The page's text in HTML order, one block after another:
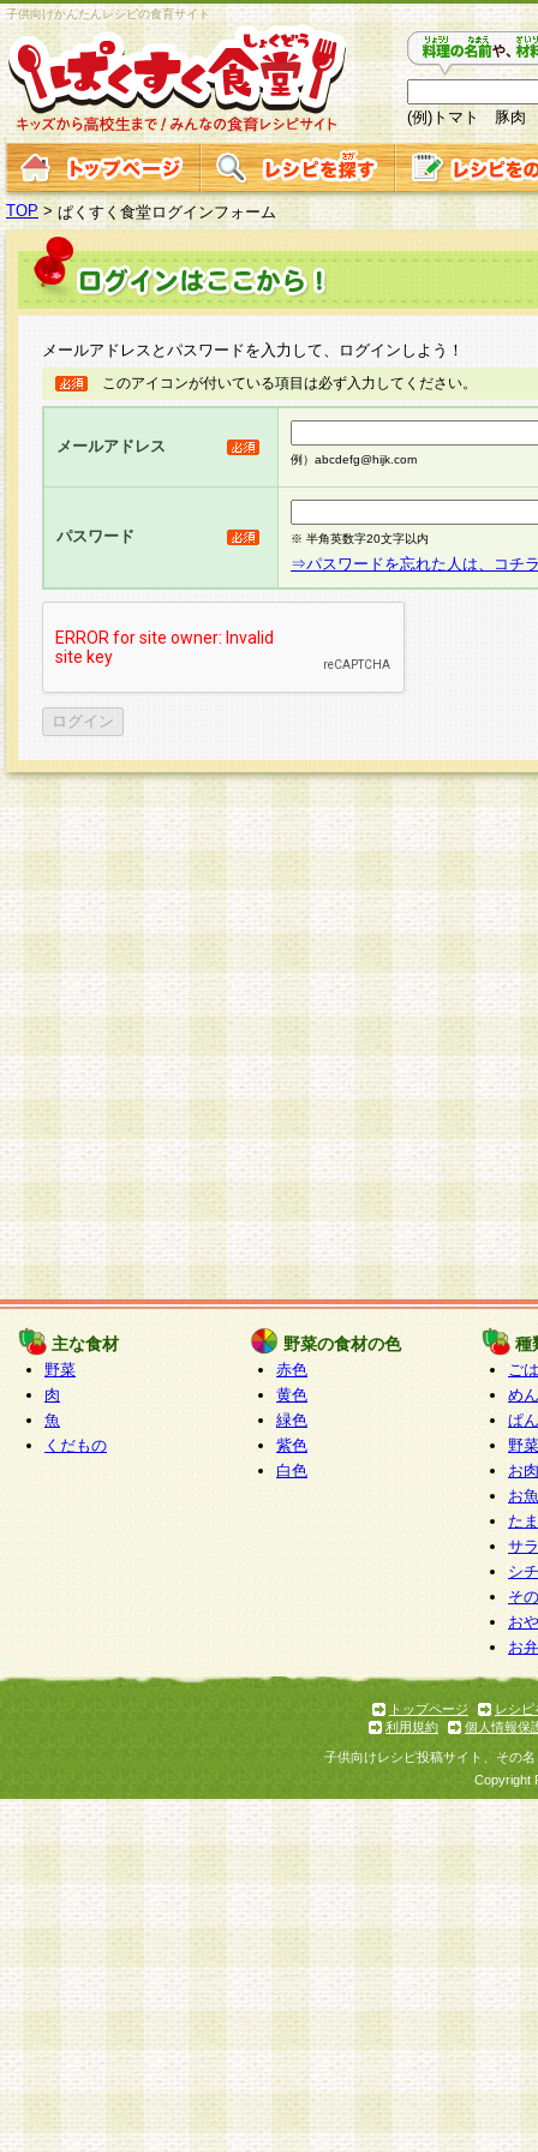
子供向けかんたんレシピの食育サイト
(例)トマト 豚肉
TOP > ぱくすく食堂ログインフォーム
メールアドレスとパスワードを入力して、ログインしよう！
このアイコンが付いている項目は必ず入力してください。
メールアドレス
例）abcdefg@hijk.com
パスワード ※ 半角英数字20文字以内
⇒パスワードを忘れた人は、コチ
主な食材
野菜
肉
魚
くだもの
野菜の食材の色
赤色
黄色
緑色
紫色
白色
種
ご
めん
ぱん
野
お
お
た
サ
シ
そ
お
お
トップページ
レシピ
利用規約
個人情報保
子供向けレシピ投稿サイト、その
Copyright